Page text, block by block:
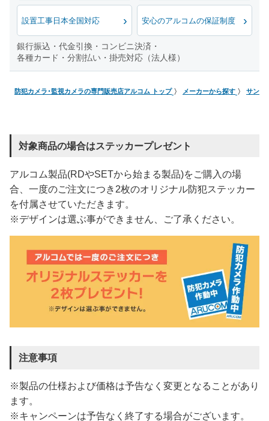
設置工事日本全国対応 安心のアルコムの保証制度
銀行振込・代金引換・コンビニ決済・
各種カード・分割払い・掛売対応（法人様）
防犯カメラ･監視カメラの専門販売店アルコム トップ メーカーから探す サンワ
対象商品の場合はステッカープレゼント
アルコム製品(RDやSETから始まる製品)をご購入の場
合、一度のご注文につき2枚のオリジナル防犯ステッカー
を付属させていただきます。
※デザインは選ぶ事ができません、ご了承ください。
注意事項
※製品の仕様および価格は予告なく変更となることがあり
ます。
※キャンペーンは予告なく終了する場合がございます。